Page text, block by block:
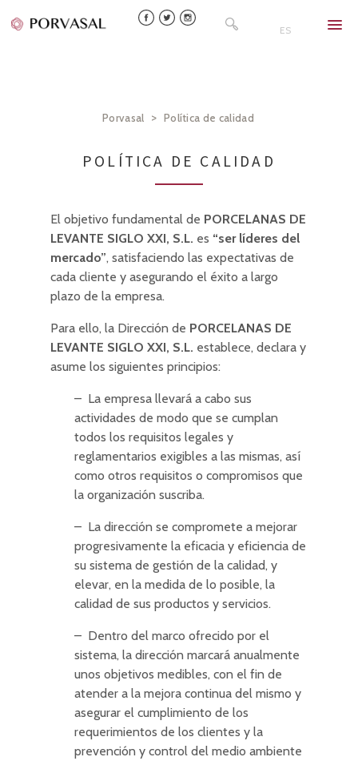
Skip
to
ES
Porvasal > Política de calidad
POLÍTICA DE CALIDAD
El objetivo fundamental de PORCELANAS DE
LEVANTE SIGLO XXI, S.L. es “ser líderes del
mercado”, satisfaciendo las expectativas de
cada cliente y asegurando el éxito a largo
plazo de la empresa.
Para ello, la Dirección de PORCELANAS DE
LEVANTE SIGLO XXI, S.L. establece, declara y
asume los siguientes principios:
– La empresa llevará a cabo sus
actividades de modo que se cumplan
todos los requisitos legales y
reglamentarios exigibles a las mismas, así
como otros requisitos o compromisos que
la organización suscriba.
– La dirección se compromete a mejorar
progresivamente la eficacia y eficiencia de
su sistema de gestión de la calidad, y
elevar, en la medida de lo posible, la
calidad de sus productos y servicios.
– Dentro del marco ofrecido por el
sistema, la dirección marcará anualmente
unos objetivos medibles, con el fin de
atender a la mejora continua del mismo y
asegurar el cumplimiento de los
requerimientos de los clientes y la
prevención y control del medio ambiente